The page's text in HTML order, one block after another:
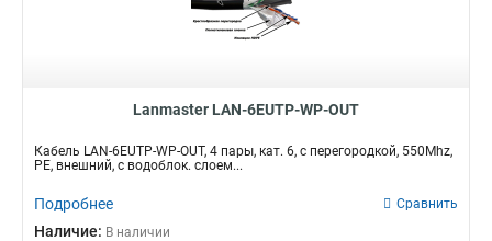
Lanmaster LAN-6EUTP-WP-OUT
Кабель LAN-6EUTP-WP-OUT, 4 пары, кат. 6, с перегородкой, 550Mhz,
PE, внешний, с водоблок. слоем...
Подробнее Сравнить
Наличие: В наличии